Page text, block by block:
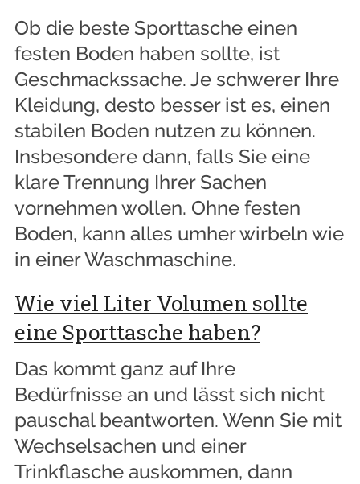
Ob die beste Sporttasche einen
festen Boden haben sollte, ist
Geschmackssache. Je schwerer Ihre
Kleidung, desto besser ist es, einen
stabilen Boden nutzen zu können.
Insbesondere dann, falls Sie eine
klare Trennung Ihrer Sachen
vornehmen wollen. Ohne festen
Boden, kann alles umher wirbeln wie
in einer Waschmaschine.
Wie viel Liter Volumen sollte
eine Sporttasche haben?
Das kommt ganz auf Ihre
Bedürfnisse an und lässt sich nicht
pauschal beantworten. Wenn Sie mit
Wechselsachen und einer
Trinkflasche auskommen, dann